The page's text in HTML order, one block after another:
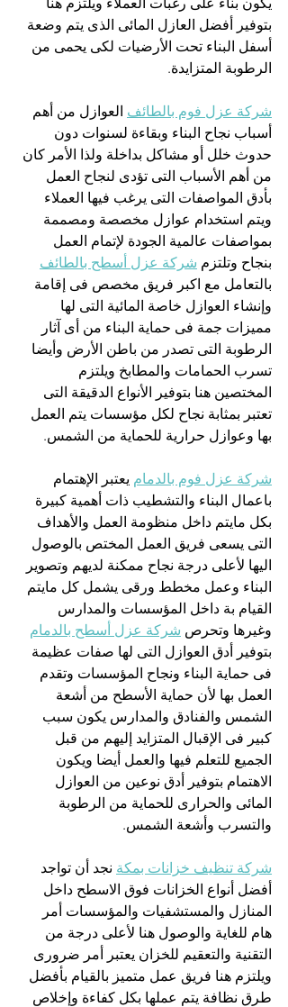
بتوفير أفضل العازل المائى الذى يتم وضعة
أسفل البناء تحت الأرضيات لكى يحمى من
الرطوبة المتزايدة.
شركة عزل فوم بالطائف العوازل من أهم
أسباب نجاح البناء وبقاءة لسنوات دون
حدوث خلل أو مشاكل بداخلة ولذا الأمر كان
من أهم الأسباب التى تؤدى لنجاح العمل
بأدق المواصفات التى يرغب فيها العملاء
ويتم استخدام عوازل مخصصة ومصممة
بمواصفات عالمية الجودة لإتمام العمل
بنجاح وتلتزم شركة عزل أسطح بالطائف
بالتعامل مع اكبر فريق مخصص فى إقامة
وإنشاء العوازل خاصة المائية التى لها
مميزات جمة فى حماية البناء من أى آثار
الرطوبة التى تصدر من باطن الأرض وأيضا
تسرب الحمامات والمطابخ ويلتزم
المختصين هنا بتوفير الأنواع الدقيقة التى
تعتبر بمثابة نجاح لكل مؤسسات يتم العمل
بها وعوازل حرارية للحماية من الشمس.
شركة عزل فوم بالدمام يعتبر الإهتمام
باعمال البناء والتشطيب ذات أهمية كبيرة
بكل مايتم داخل منظومة العمل والأهداف
التى يسعى فريق العمل المختص بالوصول
اليها لأعلى درجة نجاح ممكنة لديهم وتصوير
البناء وعمل مخطط ورقى يشمل كل مايتم
القيام بة داخل المؤسسات والمدارس
وغيرها وتحرص شركة عزل أسطح بالدمام
بتوفير أدق العوازل التى لها صفات عظيمة
فى حماية البناء ونجاح المؤسسات وتقدم
العمل بها لأن حماية الأسطح من أشعة
الشمس والفنادق والمدارس يكون سبب
كبير فى الإقبال المتزايد إليهم من قبل
الجميع للتعلم فيها والعمل أيضا ويكون
الاهتمام بتوفير أدق نوعين من العوازل
المائى والحرارى للحماية من الرطوبة
والتسرب وأشعة الشمس.
شركة تنظيف خزانات بمكة نجد أن تواجد
أفضل أنواع الخزانات فوق الاسطح داخل
المنازل والمستشفيات والمؤسسات أمر
هام للغاية والوصول هنا لأعلى درجة من
التقنية والتعقيم للخزان يعتبر أمر ضرورى
ويلتزم هنا فريق عمل متميز بالقيام بأفضل
طرق نظافة يتم عملها بكل كفاءة وإخلاص